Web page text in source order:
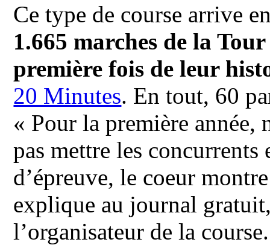
Ce type de course arrive
1.665 marches de la
première fois de leur
20 Minutes. En tout, 60
« Pour la première année,
pas mettre les concurrents
d’épreuve, le coeur
explique au journal
l’organisateur de la course.